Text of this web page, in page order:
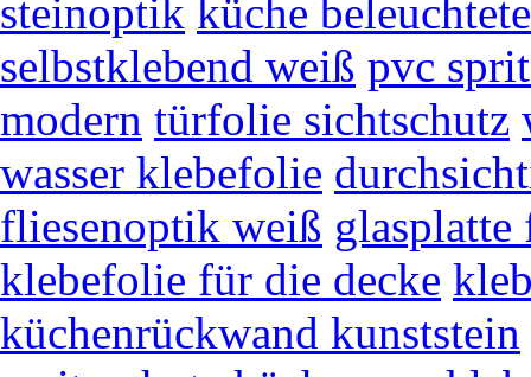
steinoptik küche
selbstklebend weiß pvc
modern türfolie sichtschutz
wasser klebefolie
fliesenoptik weiß glasplatte
klebefolie für die decke
küchenrückwand kunststein